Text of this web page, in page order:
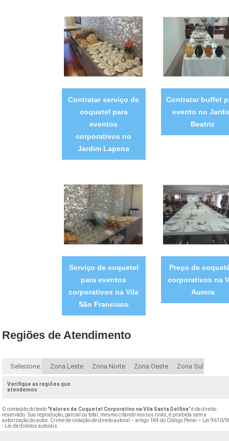
Contratar serviço de
coquetel para
eventos
corporativos no
Jardim Lapena
Contratar buffet
evento no
Beatriz
Serviço de coquetel
para eventos
corporativos na Vila
São Francisco
Preço de
corporativos na
Aurora
Regiões de Atendimento
Selecione: Zona Leste Zona Norte Zona Oeste Zona Sul
Verifique as regiões que
atendemos
O conteúdo do texto "Valores de Coquetel Corporativo na Vila Santa Delfina" é de direito
reservado. Sua reprodução, parcial ou total, mesmo citando nossos links, é proibida sem a
autorização do autor. Crime de violação de direito autoral – artigo 184 do Código Penal –
Lei 9610/
- Lei de direitos autorais